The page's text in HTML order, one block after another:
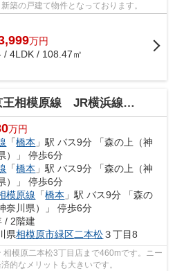
築の戸建て物件となっております。
万円
/ 4LDK / 108.47㎡
線 JR横浜線 JR相模線 橋本駅 二本松
万円
「橋本 」駅 バス9分 「森の上（神
）」 停歩6分
「橋本 」駅 バス9分 「森の上（神
）」 停歩6分
模原線 「橋本 」駅 バス9分 「森の
奈川県）」 停歩6分
/ 2階建
県相模原市緑区二本松３丁目8
模原二本松3丁目店まで460mです。ニー
的なメリットも大きいです。